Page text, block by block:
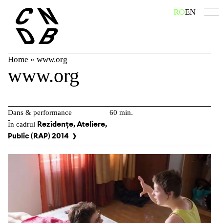
content
caută ROEN
Home » www.org
www.org
Dans & performance
În cadrul Rezidențe, Ateliere,
Public (RAP) 2014
60 min.